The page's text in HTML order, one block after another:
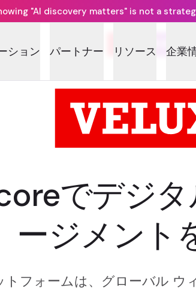
"AI discovery matters" is not a
ション パートナー リソース 企業
でデジ
ージメント
トフォームは、グローバル ウ